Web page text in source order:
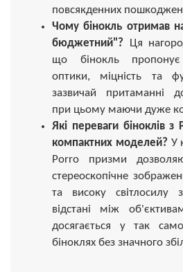
повсякденних
Чому бінокль отримав
бюджетний"? Ця
що бінокль пропонує
оптики, міцність та
зазвичай притаманні
при цьому маючи дуже
Які переваги біноклів
компактних моделей? У
Porro призми
стереоскопічне
та високу світлосилу
відстані між
досягається у так
біноклях без значного